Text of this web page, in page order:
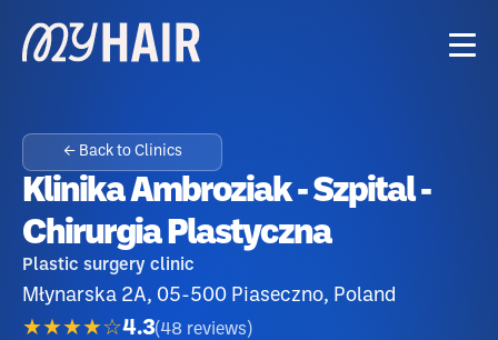
← Back to Clinics
Klinika Ambroziak - Szpital -
Chirurgia Plastyczna
Plastic surgery clinic
Młynarska 2A, 05-500 Piaseczno, Poland
★★★★☆4.3(48 reviews )